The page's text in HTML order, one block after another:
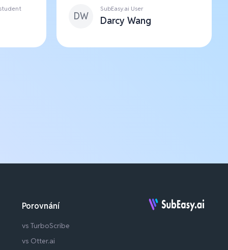
DW
SubEasy.ai User
Darcy Wang
Porovnání
vs TurboScribe
vs Otter.ai